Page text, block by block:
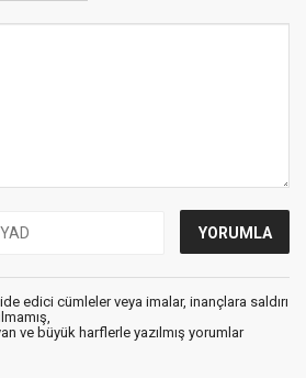
edici cümleler veya imalar, inançlara saldırı
ve büyük harflerle yazılmış yorumlar